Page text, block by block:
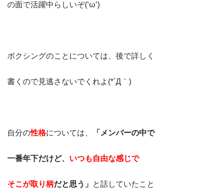
の面で活躍中らしいぞ(‘ω’)
ボクシングのことについては、後で詳しく
書くので見逃さないでくれよ(*´Д｀)
自分の性格については、 「メンバーの中で
一番年下だけど、 いつも自由な感じで
そこが取り柄だと思う」 と話していたこと